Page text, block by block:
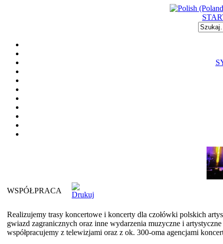
WSPÓŁPRACA
Realizujemy trasy koncertowe i koncerty dla czołówki polskich
gwiazd zagranicznych oraz inne wydarzenia muzyczne i artystyczne
współpracujemy z telewizjami oraz z ok. 300-oma agencjami